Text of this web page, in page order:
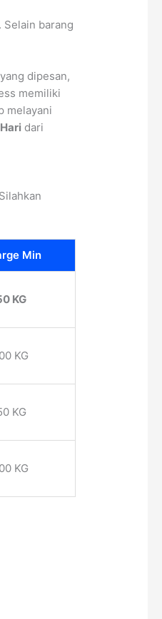
Selain barang
dipesan,
memiliki
melayani
dari
Min
KG
KG
KG
KG